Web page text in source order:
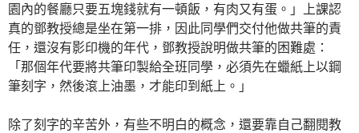
園內的餐廳只要五塊錢就有一頓飯，有肉又有蛋。」上課認
真的鄧教授總是坐在第一排，因此同學們交付他做共筆的責
任，還沒有影印機的年代，鄧教授說明做共筆的困難處：
「那個年代要將共筆印製給全班同學，必須先在蠟紙上以鋼
筆刻字，然後滾上油墨，才能印到紙上。」
除了刻字的辛苦外，有些不明白的概念，還要靠自己翻閱教